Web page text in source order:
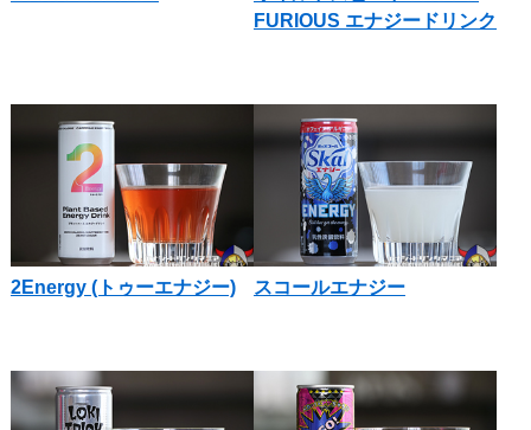
FURIOUS エナジードリンク
2Energy (トゥーエナジー) スコールエナジー